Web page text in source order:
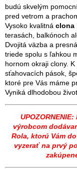
budú skvelým
pred vetrom a
Vysoko kvalitná clona
terasách, balkónoch
Dvojitá väzba a
triede spolu s ľahkou
hornom okraji clony.
sťahovacích pások,
ktoré pre Vás máme
Vyniká dlhodobou
výrobcom
Rola, ktorú Vám
vyzerať na prvý